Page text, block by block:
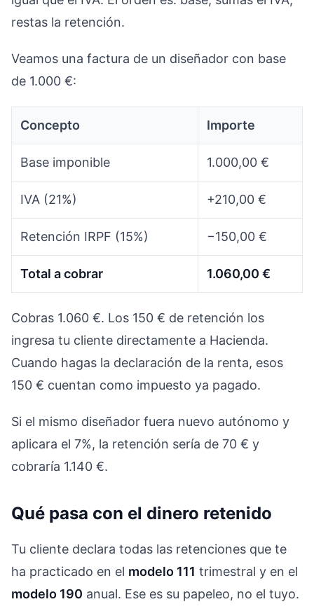
restas la retención.
Veamos una factura de un diseñador con base
de 1.000 €:
Concepto Importe
Base imponible 1.000,00 €
IVA (21%) +210,00 €
Retención IRPF (15%) −150,00 €
Total a cobrar 1.060,00 €
Cobras 1.060 €. Los 150 € de retención los
ingresa tu cliente directamente a Hacienda.
Cuando hagas la declaración de la renta, esos
150 € cuentan como impuesto ya pagado.
Si el mismo diseñador fuera nuevo autónomo y
aplicara el 7%, la retención sería de 70 € y
cobraría 1.140 €.
Qué pasa con el dinero retenido
Tu cliente declara todas las retenciones que te
ha practicado en el modelo 111 trimestral y en el
modelo 190 anual. Ese es su papeleo, no el tuyo.